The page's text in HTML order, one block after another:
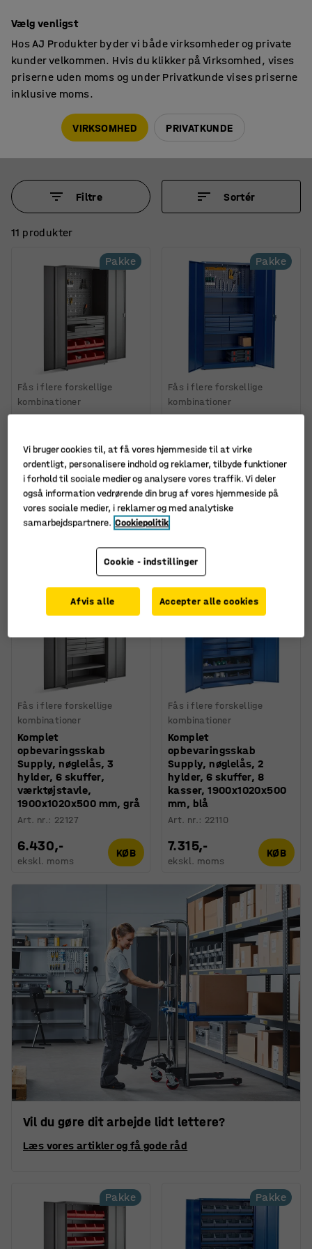
Komplette værktøjsskabe til værkstedet
Filtre Sortér
11 produkter
Pakke
Fås i flere forskellige
kombinationer
Komplet
Supply, nøglelås, 2
hylder, 6 skuffer, 8
kasser, 1900x1020x500
mm, grå
Art. nr. 22125
7.315,- KØB
Pakke
Fås i flere forskellige
kombinationer
Komplet
Supply, nøglelås, 3
hylder, 6 skuffer,
værktøjstavle,
1900x1020x500 mm, blå
Art. nr. 22163
6.430,-
Pakke
Fås i flere forskellige
kombinationer
Komplet
opbevaringsskab
Supply, nøglelås, 3
hylder, 6 skuffer,
værktøjstavle,
1900x1020x500 mm, grå
Art. nr.: 22127
6.430,-
ekskl. moms
KØB
Fås i flere forskellige
kombinationer
Komplet
opbevaringsskab
Supply, nøglelås, 2
hylder, 6 skuffer, 8
kasser, 1900x1020x500
mm, blå
Art. nr.: 22110
7.315,-
ekskl. moms
KØB
Vil du gøre dit arbejde lidt lettere?
Læs vores artikler og få gode råd
Pakke Pakke
Vælg venligst
Hos AJ Produkter byder vi både virksomheder og private
kunder velkommen. Hvis du klikker på Virksomhed, vises
priserne uden moms og under Privatkunde vises priserne
inklusive moms.
VIRKSOMHED PRIVATKUNDE
Vi bruger cookies til, at få vores hjemmeside til at virke
ordentligt, personalisere indhold og reklamer, tilbyde funktioner
i forhold til sociale medier og analysere vores traffik. Vi deler
også information vedrørende din brug af vores hjemmeside på
vores sociale medier, i reklamer og med analytiske
samarbejdspartnere. Cookiepolitik
Cookie - indstillinger
Afvis alle Accepter alle cookies